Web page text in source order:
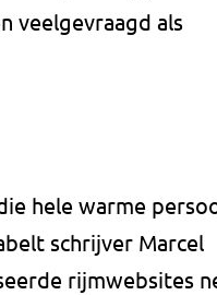
veelgevraagd als
hele warme
schrijver Marcel
rijmwebsites